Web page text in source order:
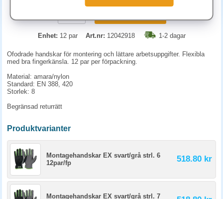
Enhet: 12 par Art.nr: 12042918 1-2 dagar
Ofodrade handskar för montering och lättare arbetsuppgifter. Flexibla
med bra fingerkänsla. 12 par per förpackning.
Material: amara/nylon
Standard: EN 388, 420
Storlek: 8
Begränsad returrätt
Produktvarianter
Montagehandskar EX svart/grå strl. 6
12par/fp
518.80 kr
Montagehandskar EX svart/grå strl. 7